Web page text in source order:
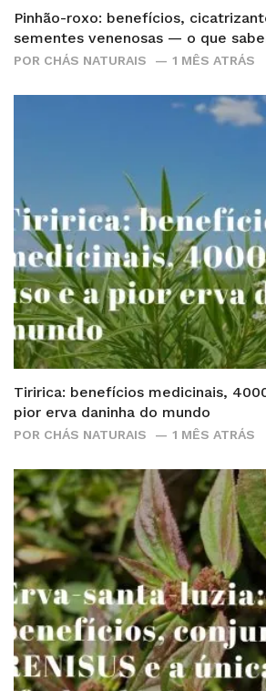
Pinhão-roxo: benefícios,
sementes venenosas — o que
POR CHÁS NATURAIS 1 MÊS ATRÁS
Tiririca: benefícios medicinais,
pior erva daninha do mundo
POR CHÁS NATURAIS 1 MÊS ATRÁS